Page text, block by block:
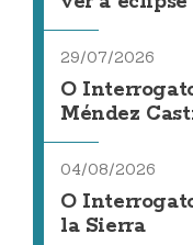
29/07/2026
O
Méndez
04/08/2026
O
la Sierra